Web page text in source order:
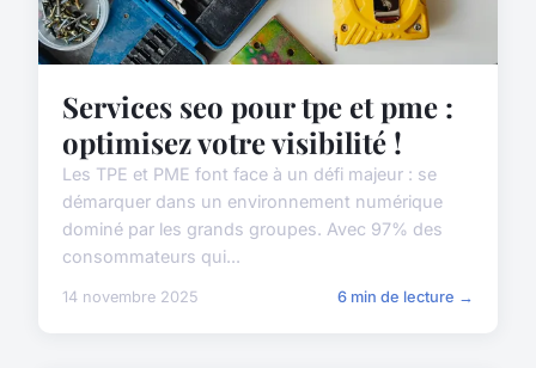
Services seo pour tpe et pme :
optimisez votre visibilité !
Les TPE et PME font face à un défi majeur : se
démarquer dans un environnement numérique
dominé par les grands groupes. Avec 97% des
consommateurs qui...
14 novembre 2025 6 min de lecture →